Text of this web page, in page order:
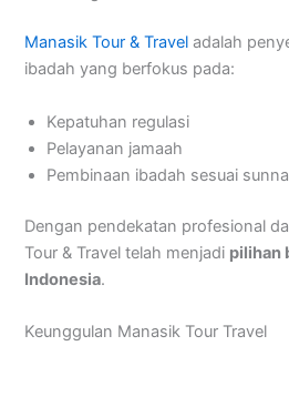
Manasik Tour & Travel adalah
ibadah yang berfokus pada:
Kepatuhan regulasi
Pelayanan jamaah
Pembinaan ibadah sesuai
Dengan pendekatan profesional
Tour & Travel telah menjadi pilihan
Indonesia.
Keunggulan Manasik Tour Travel